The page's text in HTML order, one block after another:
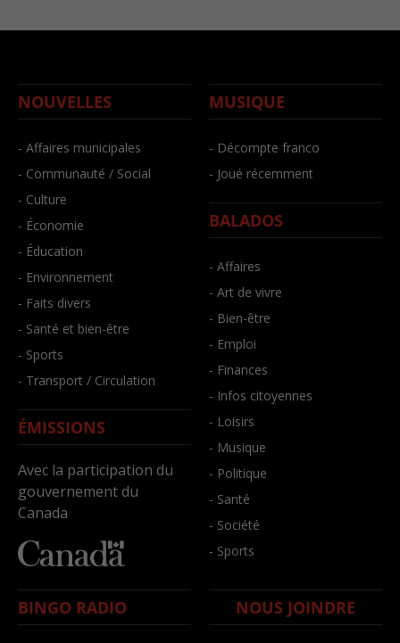
NOUVELLES
- Affaires municipales
- Communauté / Social
- Culture
- Économie
- Éducation
- Environnement
- Faits divers
- Santé et bien-être
- Sports
- Transport / Circulation
ÉMISSIONS
Avec la participation du
gouvernement du
Canada
MUSIQUE
- Décompte franco
- Joué récemment
BALADOS
- Affaires
- Art de vivre
- Bien-être
- Emploi
- Finances
- Infos citoyennes
- Loisirs
- Musique
- Politique
- Santé
- Société
- Sports
BINGO RADIO NOUS JOINDRE